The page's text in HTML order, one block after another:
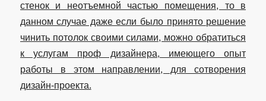
стенок и неотъемной частью помещения, то в
данном случае даже если было принято решение
чинить потолок своими силами, можно обратиться
к услугам проф дизайнера, имеющего опыт
работы в этом направлении, для сотворения
дизайн-проекта.